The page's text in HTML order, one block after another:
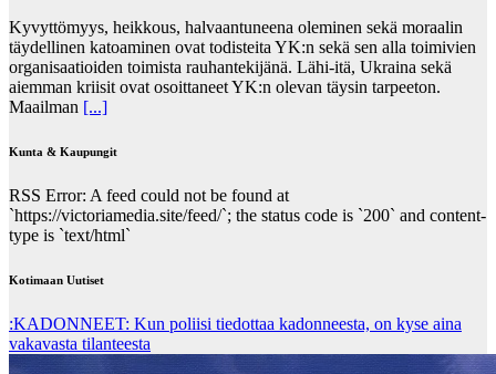
Kyvyttömyys, heikkous, halvaantuneena oleminen sekä moraalin
täydellinen katoaminen ovat todisteita YK:n sekä sen alla toimivien
organisaatioiden toimista rauhantekijänä. Lähi-itä, Ukraina sekä
aiemman kriisit ovat osoittaneet YK:n olevan täysin tarpeeton.
Maailman [...]
Kunta & Kaupungit
RSS Error: A feed could not be found at
`https://victoriamedia.site/feed/`; the status code is `200` and content-
type is `text/html`
Kotimaan Uutiset
:KADONNEET: Kun poliisi tiedottaa kadonneesta, on kyse aina
vakavasta tilanteesta